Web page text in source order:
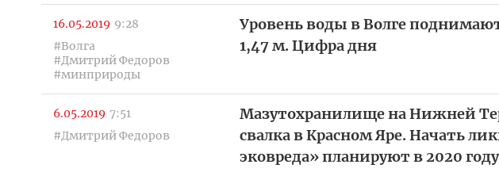
16.05.2019 9:28
#Волга
#Дмитрий Федоров
#минприроды
Уровень воды в Волге
1,47 м. Цифра дня
6.05.2019 7:51
#Дмитрий Федоров
Мазутохранилище на Нижней
свалка в Красном Яре. Начать
эковреда» планируют в 2020 году